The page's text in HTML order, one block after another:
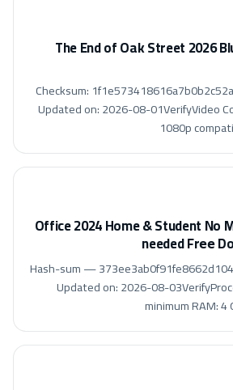
The End of Oak Street 2026
🛡️ Checksum:
Updated on: 2026-08-01VerifyVideo
1080p
Office 2024 Home & Student No
needed Frее
🧾 Hash-sum —
Updated on: 2026-08-
minimum RAM: 4